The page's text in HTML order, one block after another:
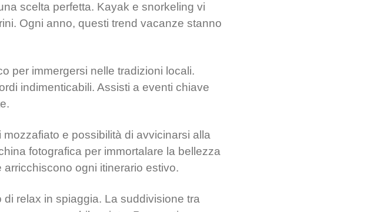
scelta perfetta. Kayak e snorkeling vi
Ogni anno, questi trend vacanze stanno
per immergersi nelle tradizioni locali.
indimenticabili. Assisti a eventi chiave
e possibilità di avvicinarsi alla
fotografica per immortalare la bellezza
ogni itinerario estivo.
relax in spiaggia. La suddivisione tra